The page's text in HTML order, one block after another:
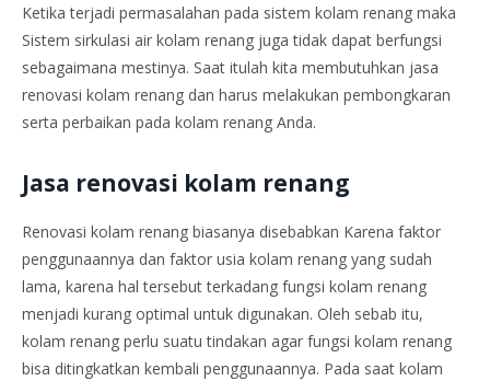
Ketika terjadi permasalahan pada sistem kolam renang maka
Sistem sirkulasi air kolam renang juga tidak dapat berfungsi
sebagaimana mestinya. Saat itulah kita membutuhkan jasa
renovasi kolam renang dan harus melakukan pembongkaran
serta perbaikan pada kolam renang Anda.
Jasa renovasi kolam renang
Renovasi kolam renang biasanya disebabkan Karena faktor
penggunaannya dan faktor usia kolam renang yang sudah
lama, karena hal tersebut terkadang fungsi kolam renang
menjadi kurang optimal untuk digunakan. Oleh sebab itu,
kolam renang perlu suatu tindakan agar fungsi kolam renang
bisa ditingkatkan kembali penggunaannya. Pada saat kolam